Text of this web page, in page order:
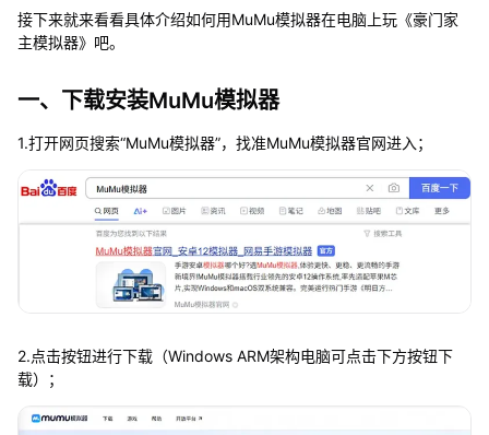
接下来就来看看具体介绍如何用MuMu模拟器在电脑上玩《豪门家
主模拟器》吧。
一、下载安装MuMu模拟器
1.打开网页搜索“MuMu模拟器”，找准MuMu模拟器官网进入；
2.点击按钮进行下载（Windows ARM架构电脑可点击下方按钮下
载）；